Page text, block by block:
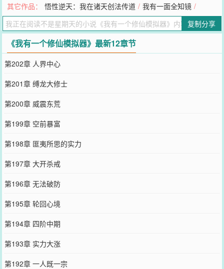
青待人友善，谨言慎行。第三次模拟后：周青逐步试探，对万事充满
好奇。第五次模拟后：周青决定要好好修炼，提升实力。第八次模拟
后：周青发现所有人都在逼他。第十次模拟后：周青打算掀翻这修仙
界的天。
您要是觉得《 我有一个修仙模拟器》还不错的话请不要忘记向您QQ群
和微博微信里的朋友推荐哦！
其它作品： 悟性逆天：我在诸天创法传道 / 我有一面全知镜 /
复制分享
《我有一个修仙模拟器》最新12章节
第202章 人界中心
第201章 缚龙大修士
第200章 威震东荒
第199章 空前暴富
第198章 匪夷所思的实力
第197章 大开杀戒
第196章 无法破防
第195章 轮回心境
第194章 四阶中期
第193章 实力大涨
第192章 一人既一宗